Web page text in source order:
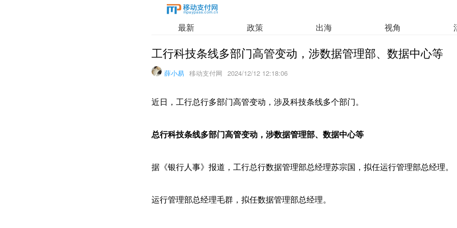
最新 政策 出海 视角
工行科技条线多部门高管变动，涉数据管理部、数据中心等
薛小易 移动支付网 2024/12/12 12:18:06
近日，工行总行多部门高管变动，涉及科技条线多个部门。
总行科技条线多部门高管变动，涉数据管理部、数据中心等
据《银行人事》报道，工行总行数据管理部总经理苏宗国，拟任运行管理部总经理。
运行管理部总经理毛群，拟任数据管理部总经理。